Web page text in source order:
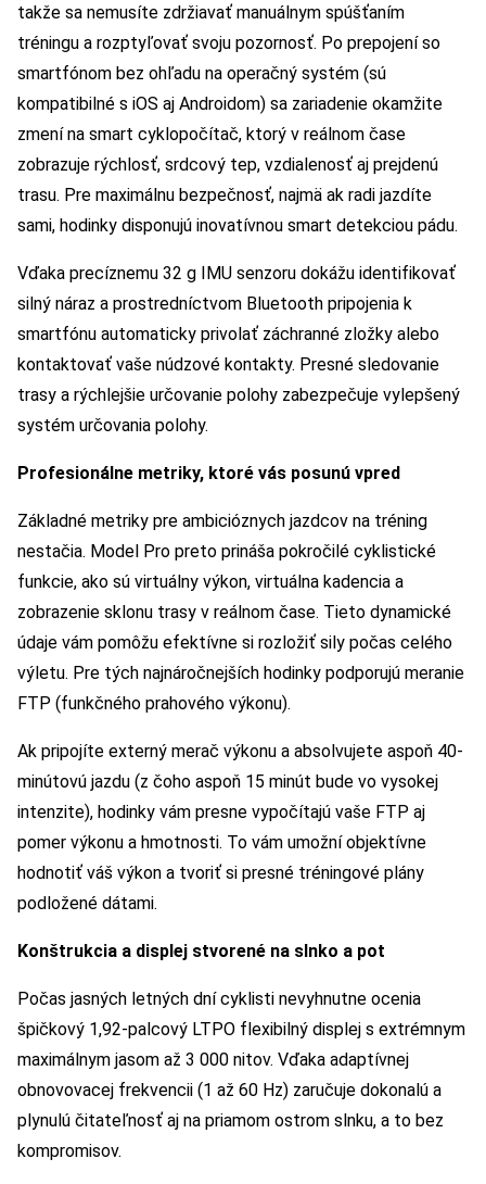
takže sa nemusíte zdržiavať manuálnym spúšťaním
tréningu a rozptyľovať svoju pozornosť. Po prepojení so
smartfónom bez ohľadu na operačný systém (sú
kompatibilné s iOS aj Androidom) sa zariadenie okamžite
zmení na smart cyklopočítač, ktorý v reálnom čase
zobrazuje rýchlosť, srdcový tep, vzdialenosť aj prejdenú
trasu. Pre maximálnu bezpečnosť, najmä ak radi jazdíte
sami, hodinky disponujú inovatívnou smart detekciou pádu.
Vďaka precíznemu 32 g IMU senzoru dokážu identifikovať
silný náraz a prostredníctvom Bluetooth pripojenia k
smartfónu automaticky privolať záchranné zložky alebo
kontaktovať vaše núdzové kontakty. Presné sledovanie
trasy a rýchlejšie určovanie polohy zabezpečuje vylepšený
systém určovania polohy.
Profesionálne metriky, ktoré vás posunú vpred
Základné metriky pre ambicióznych jazdcov na tréning
nestačia. Model Pro preto prináša pokročilé cyklistické
funkcie, ako sú virtuálny výkon, virtuálna kadencia a
zobrazenie sklonu trasy v reálnom čase. Tieto dynamické
údaje vám pomôžu efektívne si rozložiť sily počas celého
výletu. Pre tých najnáročnejších hodinky podporujú meranie
FTP (funkčného prahového výkonu).
Ak pripojíte externý merač výkonu a absolvujete aspoň 40-
minútovú jazdu (z čoho aspoň 15 minút bude vo vysokej
intenzite), hodinky vám presne vypočítajú vaše FTP aj
pomer výkonu a hmotnosti. To vám umožní objektívne
hodnotiť váš výkon a tvoriť si presné tréningové plány
podložené dátami.
Konštrukcia a displej stvorené na slnko a pot
Počas jasných letných dní cyklisti nevyhnutne ocenia
špičkový 1,92-palcový LTPO flexibilný displej s extrémnym
maximálnym jasom až 3 000 nitov. Vďaka adaptívnej
obnovovacej frekvencii (1 až 60 Hz) zaručuje dokonalú a
plynulú čitateľnosť aj na priamom ostrom slnku, a to bez
kompromisov.